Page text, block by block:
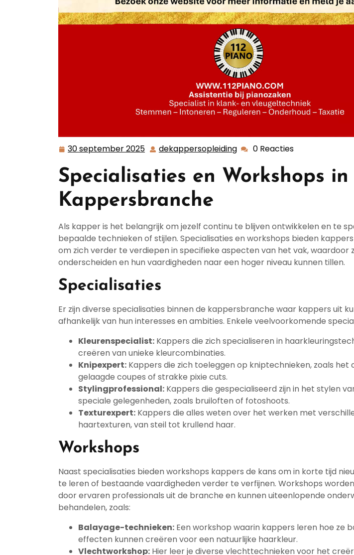
30 september 2025 30
2025
dekappersopleiding dekappersopleiding
0 Reacties
Specialisaties en Workshops in
Kappersbranche
Als kapper is het belangrijk om jezelf continu te blijven ontwikkelen en te
bepaalde technieken of stijlen. Specialisaties en workshops bieden
om zich verder te verdiepen in specifieke aspecten van het vak, waardoor
onderscheiden en hun vaardigheden naar een hoger niveau kunnen tillen.
Specialisaties
Er zijn diverse specialisaties binnen de kappersbranche waar kappers uit
afhankelijk van hun interesses en ambities. Enkele veelvoorkomende
Kleurenspecialist: Kappers die zich specialiseren in
creëren van unieke kleurcombinaties.
Knipexpert: Kappers die zich toeleggen op kniptechnieken, zoals het
gelaagde coupes of strakke pixie cuts.
Stylingprofessional: Kappers die gespecialiseerd zijn in het stylen
speciale gelegenheden, zoals bruiloften of fotoshoots.
Texturexpert: Kappers die alles weten over het werken met
haartexturen, van steil tot krullend haar.
Workshops
Naast specialisaties bieden workshops kappers de kans om in korte tijd
te leren of bestaande vaardigheden verder te verfijnen. Workshops
door ervaren professionals uit de branche en kunnen uiteenlopende
behandelen, zoals:
Balayage-technieken: Een workshop waarin kappers leren hoe ze
effecten kunnen creëren voor een natuurlijke haarkleur.
Vlechtworkshop: Hier leer je diverse vlechttechnieken voor het